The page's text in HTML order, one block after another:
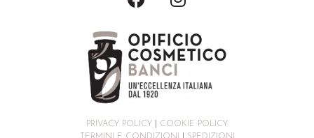
PRIVACY POLICY
COOKIE POLICY